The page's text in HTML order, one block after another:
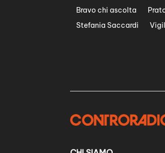
Bravo chi ascolta
Stefania Saccardi